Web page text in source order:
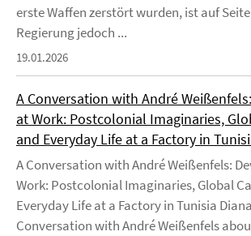
erste Waffen zerstört wurden, ist auf
Regierung jedoch ...
19.01.2026
A Conversation with André
at Work: Postcolonial Imaginaries,
and Everyday Life at a Factory in
A Conversation with André Weißenfels:
Work: Postcolonial Imaginaries, Global
Everyday Life at a Factory in Tunisia
Conversation with André Weißenfels